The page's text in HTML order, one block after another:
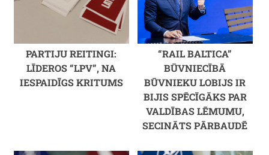
PARTIJU REITINGI:
LĪDEROS “LPV”, NA
IESPAIDĪGS KRITUMS
“RAIL BALTICA”
BŪVNIECĪBĀ
BŪVNIEKU LOBIJS IR
BIJIS SPĒCĪGĀKS PAR
VALDĪBAS LĒMUMU,
SECINĀTS PĀRBAUDĒ